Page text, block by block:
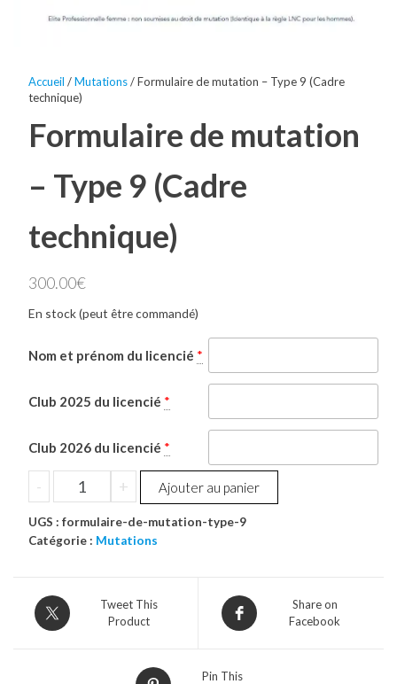
Accueil /Mutations/ Formulaire de mutation – Type 9 (Cadre
technique)
Formulaire de mutation
– Type 9 (Cadre
technique)
300.00€
En stock (peut être commandé)
Nom et prénom du licencié *
Club 2025 du licencié *
Club 2026 du licencié *
-
quantité
de
Formulaire
de
Type
9
+ Ajouter au panier
UGS : formulaire-de-mutation-type-9
Catégorie : Mutations
Tweet This
Product
Share on
Facebook
Pin This